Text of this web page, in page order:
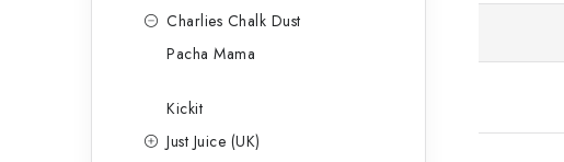
Charlies Chalk Dust
Pacha Mama
Kickit
Just Juice (UK)